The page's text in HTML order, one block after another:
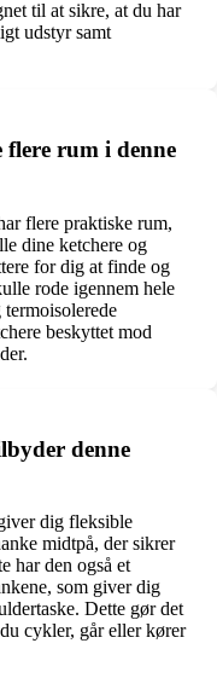
til at sikre, at du har
udstyr samt
flere rum i denne
flere praktiske rum,
dine ketchere og
for dig at finde og
rode igennem hele
beskyttet mod
denne
dig fleksible
midtpå, der sikrer
har den også et
som giver dig
Dette gør det
cykler, går eller kører